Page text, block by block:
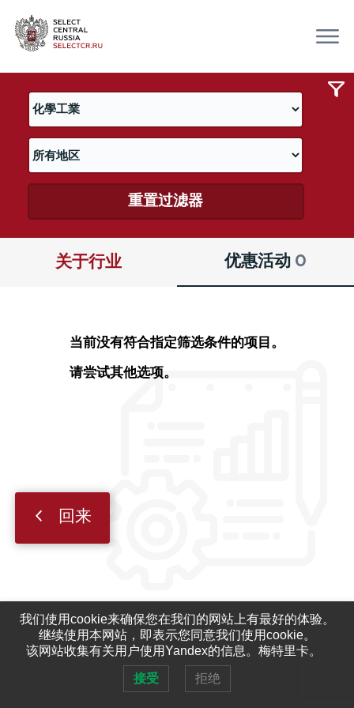
重置过滤器
关于行业 优惠活动 0
当前没有符合指定筛选条件的项目。
请尝试其他选项。
回来
我们使用cookie来确保您在我们的网站上有最好的体验。
继续使用本网站，即表示您同意我们使用cookie。
该网站收集有关用户使用Yandex的信息。梅特里卡。
接受 拒绝